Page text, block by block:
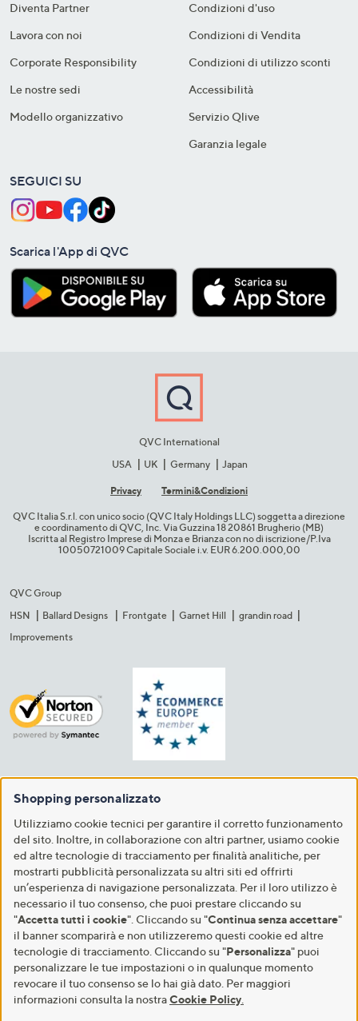
Diventa Partner
Lavora con noi
Corporate Responsibility
Le nostre sedi
Modello organizzativo
Condizioni d'uso
Condizioni di Vendita
Condizioni di utilizzo sconti
Accessibilità
Servizio Qlive
Garanzia legale
SEGUICI SU
Scarica l'App di QVC
QVC International
USA
UK Germany Japan
Privacy Termini&C​ondizioni
QVC Italia S.r.l. con unico socio (QVC Italy Holdings LLC) soggetta a direzione
e coordinamento di QVC, Inc. Via Guzzina 18 20861 Brugherio (MB)​
Iscritta al Registro Imprese di Monza e Brianza con no di iscrizione/P.Iva
10050721009 Capitale Sociale i.v. EUR 6.200.000,00​
QVC Group
HSN
Ballard Designs Frontgate Garnet Hill
grandin road
Improvements
Shopping personalizzato
Utilizziamo cookie tecnici per garantire il corretto funzionamento
del sito. Inoltre, in collaborazione con altri partner, usiamo cookie
ed altre tecnologie di tracciamento per finalità analitiche, per
mostrarti pubblicità personalizzata su altri siti ed offrirti
un’esperienza di navigazione personalizzata. Per il loro utilizzo è
necessario il tuo consenso, che puoi prestare cliccando su
"Accetta tutti i cookie". Cliccando su "Continua senza accettare"
il banner scomparirà e non utilizzeremo questi cookie ed altre
tecnologie di tracciamento. Cliccando su "Personalizza" puoi
personalizzare le tue impostazioni o in qualunque momento
revocare il tuo consenso se lo hai già dato. Per maggiori
informazioni consulta la nostraCookie Policy